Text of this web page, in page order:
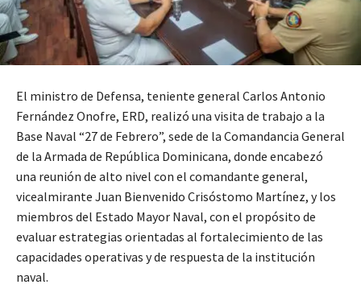
El ministro de Defensa, teniente general Carlos Antonio
Fernández Onofre, ERD, realizó una visita de trabajo a la
Base Naval “27 de Febrero”, sede de la Comandancia General
de la Armada de República Dominicana, donde encabezó
una reunión de alto nivel con el comandante general,
vicealmirante Juan Bienvenido Crisóstomo Martínez, y los
miembros del Estado Mayor Naval, con el propósito de
evaluar estrategias orientadas al fortalecimiento de las
capacidades operativas y de respuesta de la institución
naval.